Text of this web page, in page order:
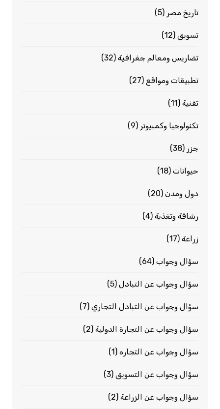
تاريخ مصر (5)
تسويق(12)
تضاريس ومعالم جغرافية(32)
تطبيقات ومواقع (27)
تقنية(11)
تكنولوجيا وكمبيوتر (9)
جزر (38)
حيوانات(18)
دول ومدن(20)
رشاقة وتغذية(4)
زراعة(17)
سؤال وجواب(64)
سؤال وجواب عن التبادل(5)
سؤال وجواب عن التبادل التجاري(7)
سؤال وجواب عن التجارة الدولية(2)
سؤال وجواب عن التجاره(1)
سؤال وجواب عن التسويق(3)
سؤال وجواب عن الزراعة(2)